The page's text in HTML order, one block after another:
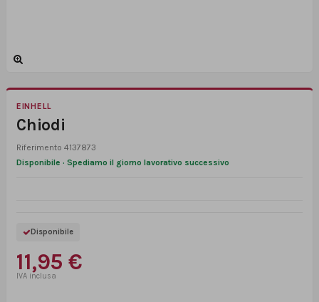
EINHELL
Chiodi
Riferimento 4137873
Disponibile · Spediamo il giorno lavorativo successivo
Disponibile
11,95 €